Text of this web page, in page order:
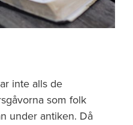
inte alls de
som folk
under antiken. Då